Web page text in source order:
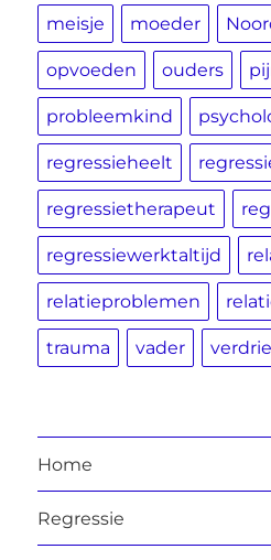
meisje moeder
opvoeden ouders
probleemkind
regressieheelt
regressietherapeut
regressiewerktaltijd
relatieproblemen
trauma vader
Home
Regressie